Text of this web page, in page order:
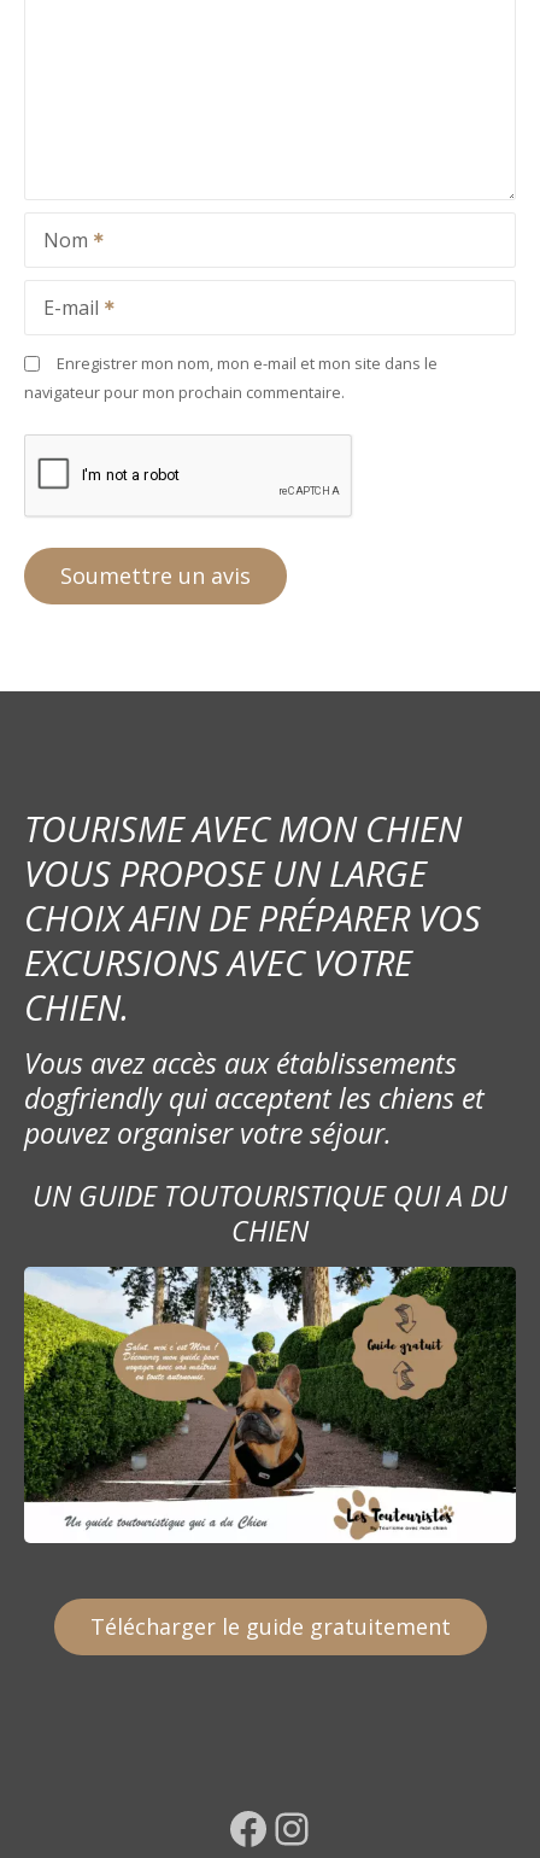
Nom
E-mail
Enregistrer mon nom, mon e-mail et mon site dans le
navigateur pour mon prochain commentaire.
TOURISME AVEC MON CHIEN
VOUS PROPOSE UN LARGE
CHOIX AFIN DE PRÉPARER VOS
EXCURSIONS AVEC VOTRE
CHIEN.
Vous avez accès aux établissements
dogfriendly qui acceptent les chiens et
pouvez organiser votre séjour.
UN GUIDE TOUTOURISTIQUE QUI A DU
CHIEN
Télécharger le guide gratuitement
Facebook Instagram